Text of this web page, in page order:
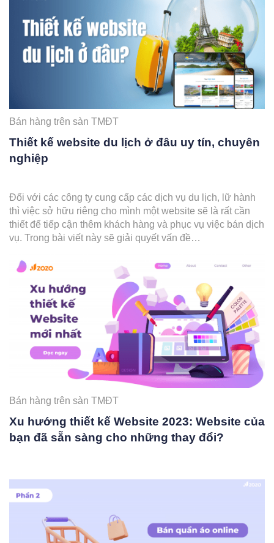
Bán hàng trên sàn TMĐT
Thiết kế website du lịch ở đâu uy tín, chuyên
nghiệp
Đối với các công ty cung cấp các dịch vụ du lịch, lữ hành
thì việc sở hữu riêng cho mình một website sẽ là rất cần
thiết để tiếp cận thêm khách hàng và phục vụ việc bán dịch
vụ. Trong bài viết này sẽ giải quyết vấn đề…
Bán hàng trên sàn TMĐT
Xu hướng thiết kế Website 2023: Website của
bạn đã sẵn sàng cho những thay đổi?